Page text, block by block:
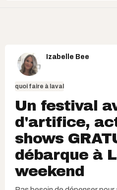
Izabelle Bee
quoi faire à laval
Un festival
d'artifice,
shows
débarque à
weekend